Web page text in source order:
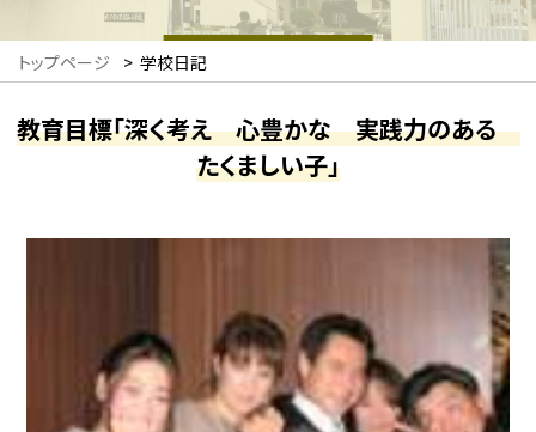
トップページ > 学校日記
教育目標「深く考え 心豊かな 実践力のある
たくましい子」